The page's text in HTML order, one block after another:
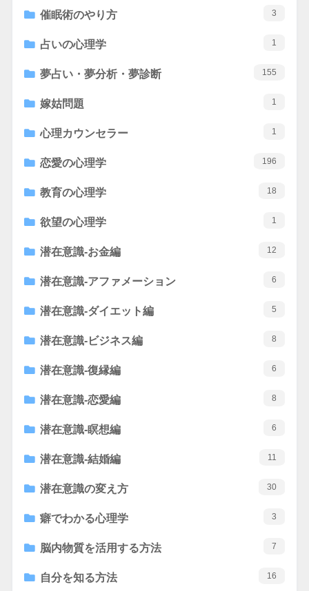
催眠術のやり方 3
占いの心理学 1
夢占い・夢分析・夢診断 155
嫁姑問題 1
心理カウンセラー 1
恋愛の心理学 196
教育の心理学 18
欲望の心理学 1
潜在意識-お金編 12
潜在意識-アファメーション 6
潜在意識-ダイエット編 5
潜在意識-ビジネス編 8
潜在意識-復縁編 6
潜在意識-恋愛編 8
潜在意識-瞑想編 6
潜在意識-結婚編 11
潜在意識の変え方 30
癖でわかる心理学 3
脳内物質を活用する方法 7
自分を知る方法 16